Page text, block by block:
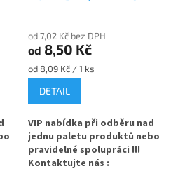
od 7,02 Kč bez DPH
od 8,50 Kč
Měrná
cena:
od 8,09 Kč / 1 ks
DETAIL
VIP nabídka při odběru nad
jednu paletu produktů nebo
pravidelné spolupráci !!!
Kontaktujte nás :